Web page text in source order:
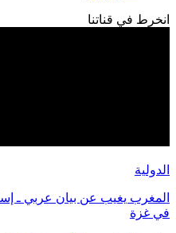
انخرط في قناتنا
الدولية
المغرب يغيب عن بيان عربي ـ
في غزة